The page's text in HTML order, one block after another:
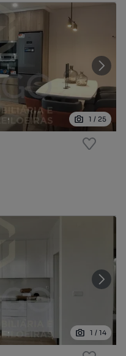
1 / 25
1 / 14